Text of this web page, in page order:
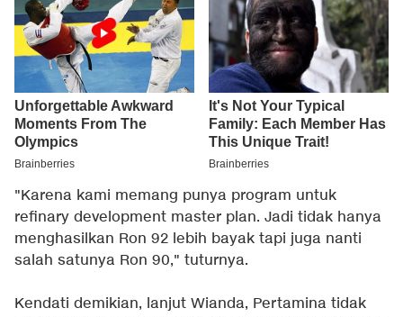
"Karena kami memang punya program untuk
refinary development master plan. Jadi tidak hanya
menghasilkan Ron 92 lebih bayak tapi juga nanti
salah satunya Ron 90," tuturnya.
Kendati demikian, lanjut Wianda, Pertamina tidak